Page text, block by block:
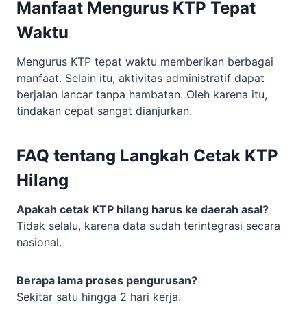
Manfaat Mengurus KTP Tepat
Waktu
Mengurus KTP tepat waktu memberikan berbagai
manfaat. Selain itu, aktivitas administratif dapat
berjalan lancar tanpa hambatan. Oleh karena itu,
tindakan cepat sangat dianjurkan.
FAQ tentang Langkah Cetak KTP
Hilang
Apakah cetak KTP hilang harus ke daerah asal?
Tidak selalu, karena data sudah terintegrasi secara
nasional.
Berapa lama proses pengurusan?
Sekitar satu hingga 2 hari kerja.